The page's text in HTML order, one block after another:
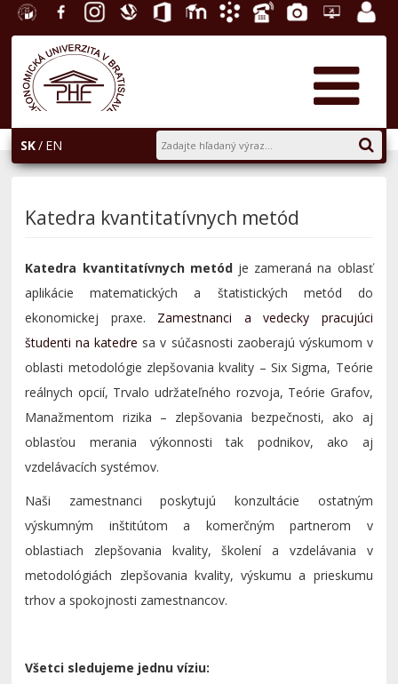
EU v
Bratislave
FacebookInstagramSlovenská
ekonomická
knižnica
Office E-
Akademický
TelefónnyFotogaléria
Helpdesk
SK EN
Katedra kvantitatívnych metód
Katedra kvantitatívnych metódje zameraná na oblasť
aplikácie matematických a štatistických metód do
ekonomickej praxe. Zamestnanci a vedecky pracujúci
študenti na katedre sa v súčasnosti zaoberajú výskumom v
oblasti metodológie zlepšovania kvality – Six Sigma, Teórie
reálnych opcií, Trvalo udržateľného rozvoja, Teórie Grafov,
Manažmentom rizika – zlepšovania bezpečnosti, ako aj
oblasťou merania výkonnosti tak podnikov, ako aj
vzdelávacích systémov.
Naši zamestnanci poskytujú konzultácie ostatným
výskumným inštitútom a komerčným partnerom v
oblastiach zlepšovania kvality, školení a vzdelávania v
metodológiách zlepšovania kvality, výskumu a prieskumu
trhov a spokojnosti zamestnancov.
Všetci sledujeme jednu víziu: